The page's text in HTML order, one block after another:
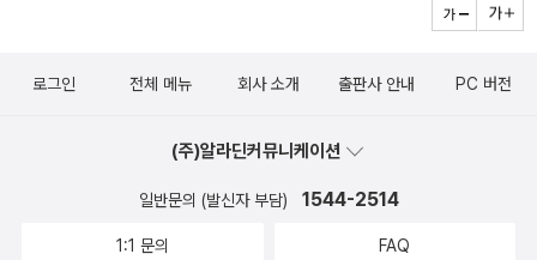
로그인 전체 메뉴 회사 소개 출판사 안내 PC 버전
(주)알라딘커뮤니케이션
일반문의 (발신자 부담) 1544-2514
1:1 문의 FAQ